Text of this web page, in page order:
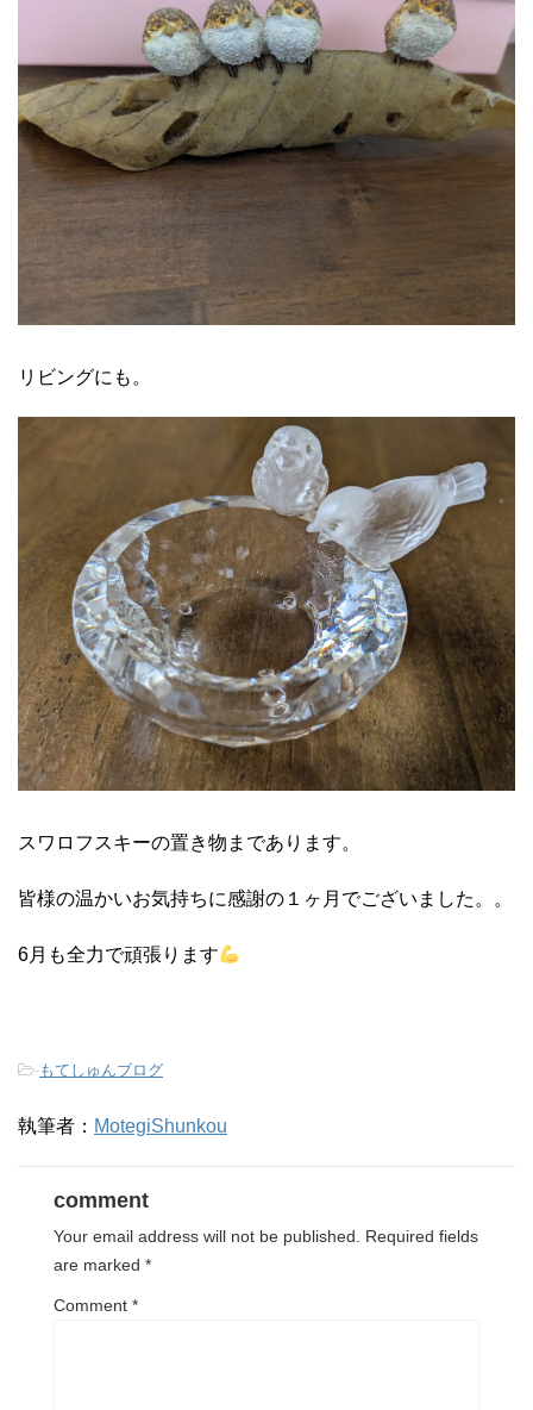
リビングにも。
スワロフスキーの置き物まであります。
皆様の温かいお気持ちに感謝の１ヶ月でございました。。
6月も全力で頑張ります
-もてしゅんブログ
執筆者： MotegiShunkou
comment
Your email address will not be published.
Required fields
are marked *
Comment *